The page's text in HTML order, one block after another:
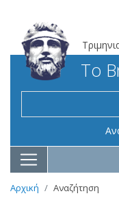
Το
Αρχική Αναζήτηση